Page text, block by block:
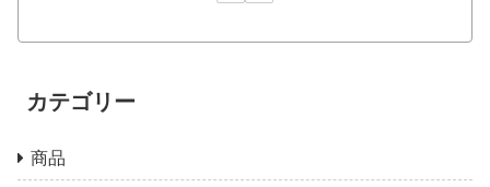
カテゴリー
商品